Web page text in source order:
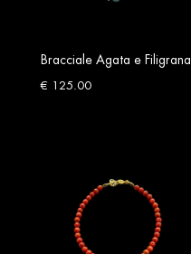
Bracciale Agata e Filigrana
€ 125.00